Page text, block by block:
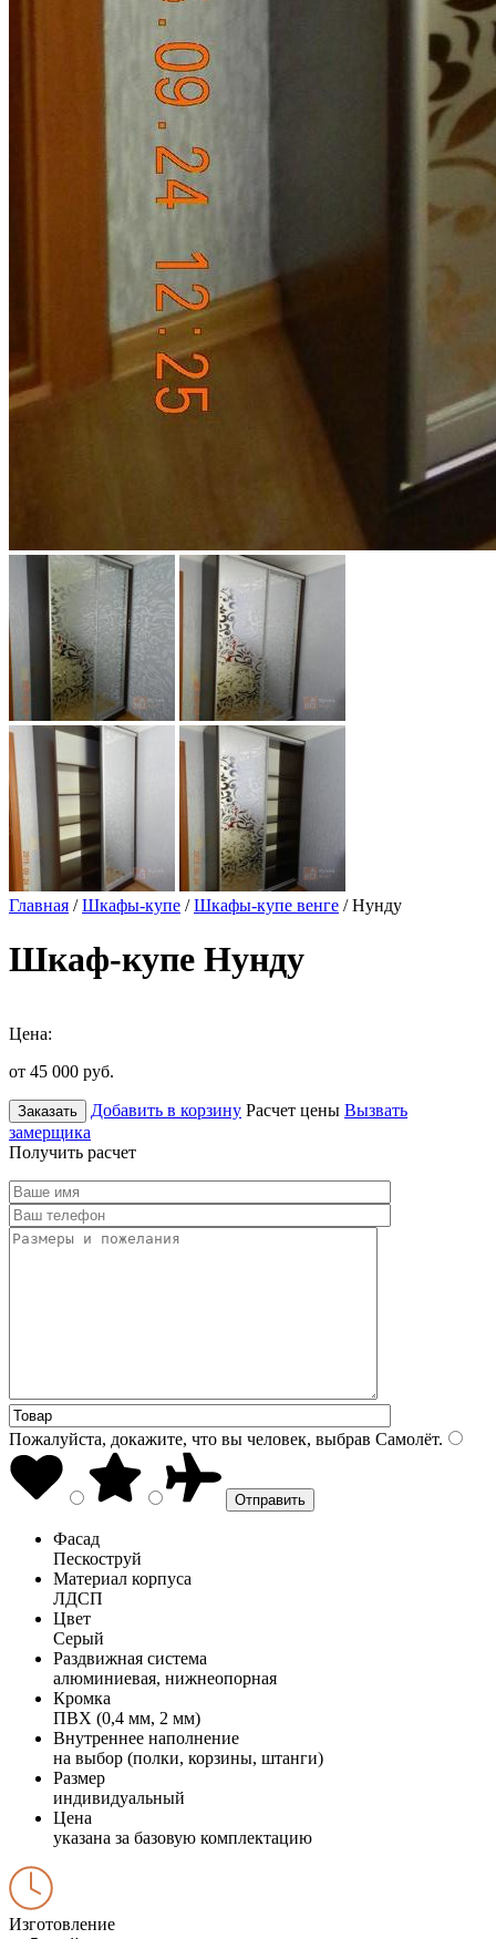
Главная /Шкафы-купе /Шкафы-купе венге / Нунду
Шкаф-купе Нунду
Цена:
от 45 000 руб.
Заказать Добавить в корзину Расчет цены Вызвать
замерщика
Получить расчет
Пожалуйста, докажите, что вы человек, выбрав Самолёт.
Фасад
Пескоструй
Материал корпуса
ЛДСП
Цвет
Серый
Раздвижная система
алюминиевая, нижнеопорная
Кромка
ПВХ (0,4 мм, 2 мм)
Внутреннее наполнение
на выбор (полки, корзины, штанги)
Размер
индивидуальный
Цена
указана за базовую комплектацию
Изготовление